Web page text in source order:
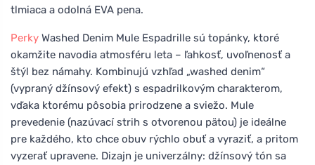
tlmiaca a odolná EVA pena.
Perky Washed Denim Mule Espadrille sú topánky, ktoré
okamžite navodia atmosféru leta – ľahkosť, uvoľnenosť a
štýl bez námahy. Kombinujú vzhľad „washed denim“
(vypraný džínsový efekt) s espadrilkovým charakterom,
vďaka ktorému pôsobia prirodzene a sviežo. Mule
prevedenie (nazúvací strih s otvorenou pätou) je ideálne
pre každého, kto chce obuv rýchlo obuť a vyraziť, a pritom
vyzerať upravene. Dizajn je univerzálny: džínsový tón sa